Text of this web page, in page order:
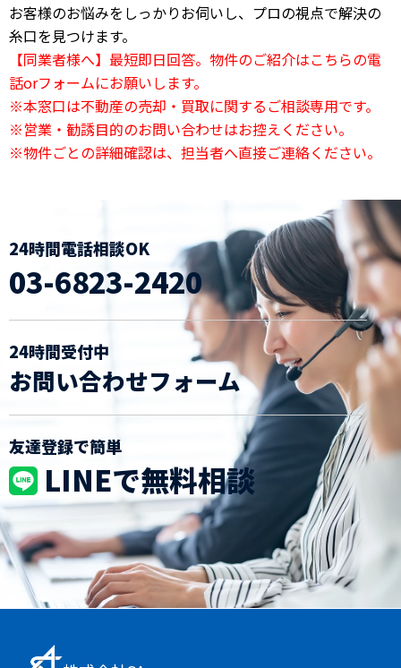
お客様のお悩みをしっかりお伺いし、プロの視点で解決の
糸口を見つけます。
【同業者様へ】最短即日回答。物件のご紹介はこちらの電
話orフォームにお願いします。
※本窓口は不動産の売却・買取に関するご相談専用です。
※営業・勧誘目的のお問い合わせはお控えください。
※物件ごとの詳細確認は、担当者へ直接ご連絡ください。
24時間電話相談OK
03-6823-2420
24時間受付中
お問い合わせフォーム
友達登録で簡単
LINEで無料相談